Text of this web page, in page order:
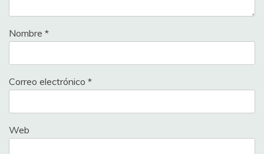
Nombre *
Correo electrónico *
Web